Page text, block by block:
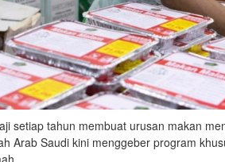
setiap tahun membuat urusan makan
Arab Saudi kini menggeber program